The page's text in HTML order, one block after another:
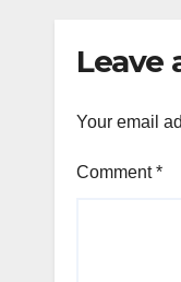
Leave
Your email
Comment*